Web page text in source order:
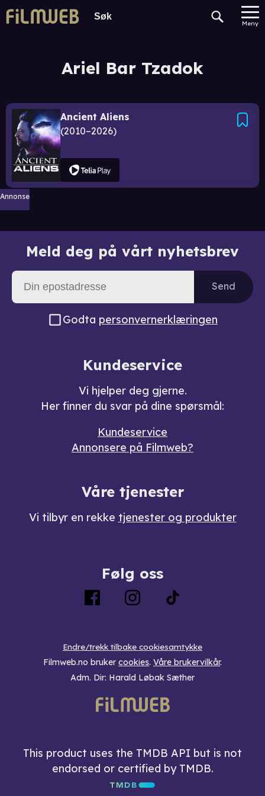
Meny
Ariel Bar Tzadok
Ancient Aliens
2010–2026
Annonse
Meld deg på vårt nyhetsbrev
Send
Godta personvernerklæringen
Kundeservice
Vi hjelper deg gjerne.
Her finner du svar på dine spørsmål:
Kundeservice
Annonsere på Filmweb?
Våre tjenester
Vi tilbyr en rekke tjenester og produkter
Følg oss
Endre/trekk tilbake cookiesamtykke
Filmweb.no bruker cookies. Våre brukervilkår.
Adm. Dir: Harald Løbak Sæther
This product uses the TMDB API but is not
endorsed or certified by TMDB.